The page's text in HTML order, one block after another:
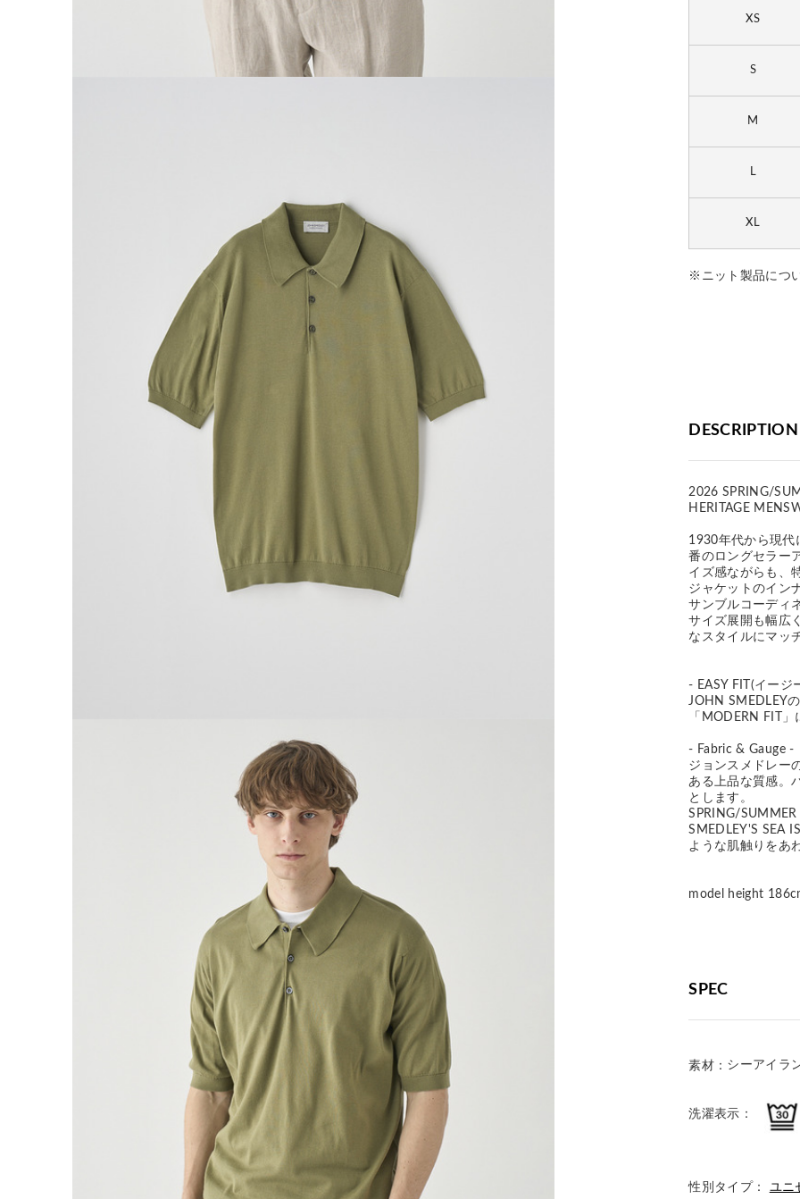
XS
S
M
L
XL
※ニット製品につ
DESCRIPTION
2026 SPRING/
HERITAGE
1930年代から現代
番のロングセラー
イズ感ながらも、
ジャケットのイン
サンブルコーディ
サイズ展開も幅広
なスタイルにマッ
- EASY FIT(イージ
JOHN SMEDLEY
「MODERN FIT
- Fabric & Gauge -
ジョンスメドレー
ある上品な質感。
とします。
SPRING/
SMEDLEY'S SEA
ような肌触りをあ
model height
SPEC
素材： シーアイラ
洗濯表示：
性別タイプ： ユニ